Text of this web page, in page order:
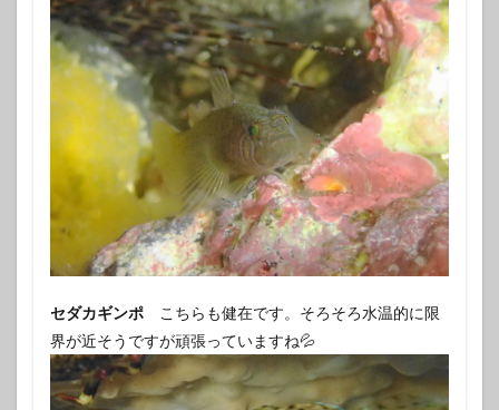
セダカギンポ こちらも健在です。そろそろ水温的に限
界が近そうですが頑張っていますね💦